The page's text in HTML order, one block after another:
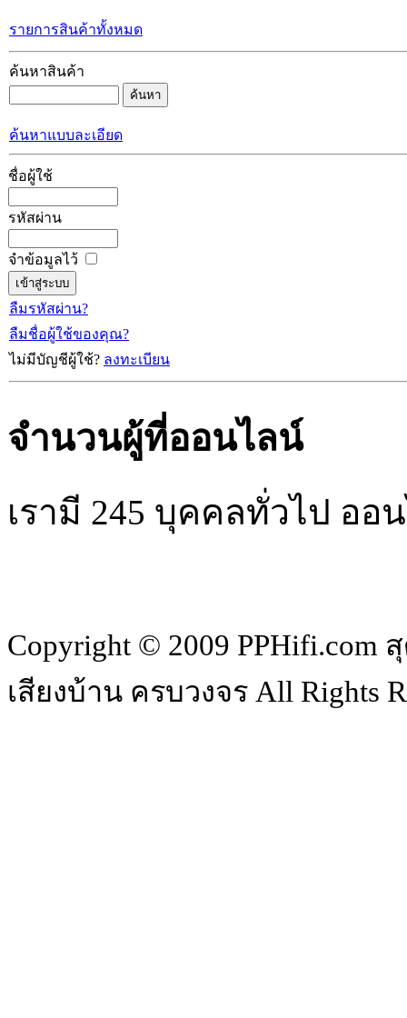
รายการสินค้าทั้งหมด
ค้นหาสินค้า
ค้นหาแบบละเอียด
ชื่อผู้ใช้
รหัสผ่าน
จำข้อมูลไว้
ลืมรหัสผ่าน?
ลืมชื่อผู้ใช้ของคุณ?
ไม่มีบัญชีผู้ใช้? ลงทะเบียน
จำนวนผู้ที่ออนไลน์
เรามี 245 บุคคลทั่วไป ออ
Copyright © 2009 PPHifi.com
เสียงบ้าน ครบวงจร All Rights